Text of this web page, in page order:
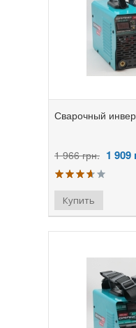
Сварочный
1 966 грн. 1 909